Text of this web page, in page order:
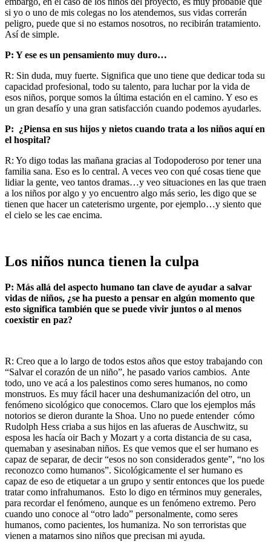
si yo o uno de mis colegas no los atendemos, sus vidas correrán
peligro, puede que si no estamos nosotros, no recibirán tratamiento.
Así de simple.
P: Y ese es un pensamiento muy duro…
R: Sin duda, muy fuerte. Significa que uno tiene que dedicar toda su
capacidad profesional, todo su talento, para luchar por la vida de
esos niños, porque somos la última estación en el camino. Y eso es
un gran desafío y una gran satisfacción cuando podemos ayudarles.
P: ¿Piensa en sus hijos y nietos cuando trata a los niños aquí en
el hospital?
R: Yo digo todas las mañana gracias al Todopoderoso por tener una
familia sana. Eso es lo central. A veces veo con qué cosas tiene que
lidiar la gente, veo tantos dramas…y veo situaciones en las que traen
a los niños por algo y yo encuentro algo más serio, les digo que se
tienen que hacer un cateterismo urgente, por ejemplo…y siento que
el cielo se les cae encima.
Los niños nunca tienen la culpa
P: Más allá del aspecto humano tan clave de ayudar a salvar
vidas de niños, ¿se ha puesto a pensar en algún momento que
esto significa también que se puede vivir juntos o al menos
coexistir en paz?
R: Creo que a lo largo de todos estos años que estoy trabajando con
“Salvar el corazón de un niño”, he pasado varios cambios. Ante
todo, uno ve acá a los palestinos como seres humanos, no como
monstruos. Es muy fácil hacer una deshumanización del otro, un
fenómeno sicológico que conocemos. Claro que los ejemplos más
notorios se dieron durante la Shoa. Uno no puede entender cómo
Rudolph Hess criaba a sus hijos en las afueras de Auschwitz, su
esposa les hacía oir Bach y Mozart y a corta distancia de su casa,
quemaban y asesinaban niños. Es que vemos que el ser humano es
capaz de separar, de decir “esos no son considerados gente”, “no los
reconozco como humanos”. Sicológicamente el ser humano es
capaz de eso de etiquetar a un grupo y sentir entonces que los puede
tratar como infrahumanos. Esto lo digo en términos muy generales,
para recordar el fenómeno, aunque es un fenómeno extremo. Pero
cuando uno conoce al “otro lado” personalmente, como seres
humanos, como pacientes, los humaniza. No son terroristas que
vienen a matarnos sino niños que precisan mi ayuda.